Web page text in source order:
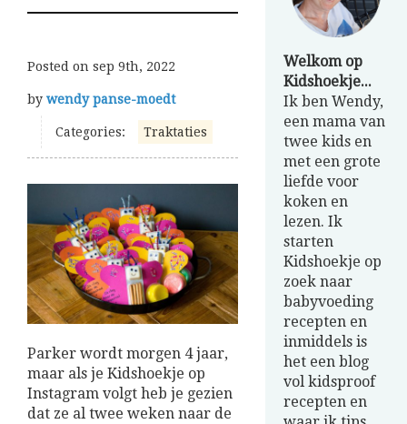
Posted on sep 9th, 2022
by wendy panse-moedt
Categories: Traktaties
Parker wordt morgen 4 jaar,
maar als je Kidshoekje op
Instagram volgt heb je gezien
dat ze al twee weken naar de
Welkom op
Kidshoekje...
Ik ben Wendy,
een mama van
twee kids en
met een grote
liefde voor
koken en
lezen. Ik
starten
Kidshoekje op
zoek naar
babyvoeding
recepten en
inmiddels is
het een blog
vol kidsproof
recepten en